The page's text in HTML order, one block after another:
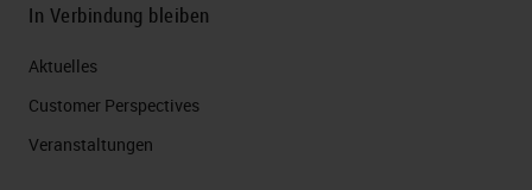
In Verbindung bleiben
Aktuelles
Customer Perspectives​
Veranstaltungen